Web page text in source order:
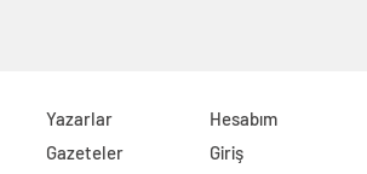
Yazarlar
Gazeteler
Hesabım
Giriş